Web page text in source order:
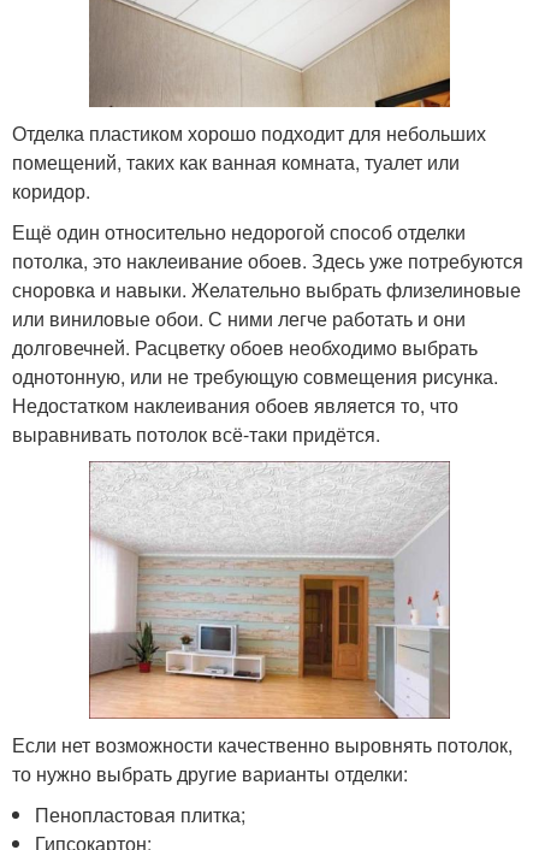
Отделка пластиком хорошо подходит для небольших
помещений, таких как ванная комната, туалет или
коридор.
Ещё один относительно недорогой способ отделки
потолка, это наклеивание обоев. Здесь уже потребуются
сноровка и навыки. Желательно выбрать флизелиновые
или виниловые обои. С ними легче работать и они
долговечней. Расцветку обоев необходимо выбрать
однотонную, или не требующую совмещения рисунка.
Недостатком наклеивания обоев является то, что
выравнивать потолок всё-таки придётся.
Если нет возможности качественно выровнять потолок,
то нужно выбрать другие варианты отделки:
Пенопластовая плитка;
Гипсокартон;